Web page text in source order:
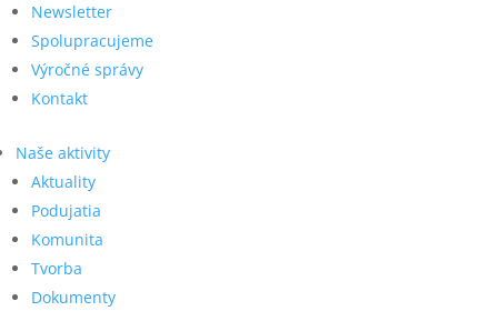
Newsletter
Spolupracujeme
Výročné správy
Kontakt
Naše aktivity
Aktuality
Podujatia
Komunita
Tvorba
Dokumenty